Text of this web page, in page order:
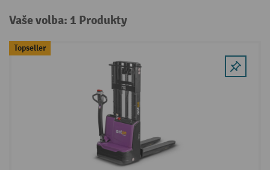
Vaše volba: 1 Produkty
Topseller